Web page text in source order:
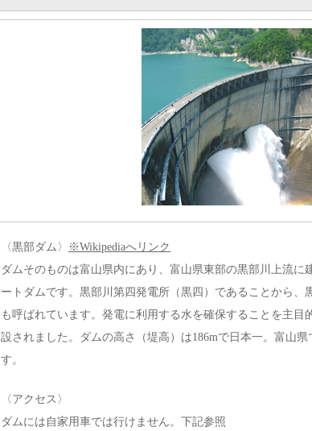
〈黒部ダム〉
※Wikipediaへリンク
ダムそのものは富山県内にあり、富山県東部の黒部川上流に
ートダムです。黒部川第四発電所（黒四）であることから、
も呼ばれています。発電に利用する水を確保することを主目
設されました。ダムの高さ（堤高）は186mで日本一。富山
す。
〈アクセス〉
ダムには自家用車では行けません。下記参照